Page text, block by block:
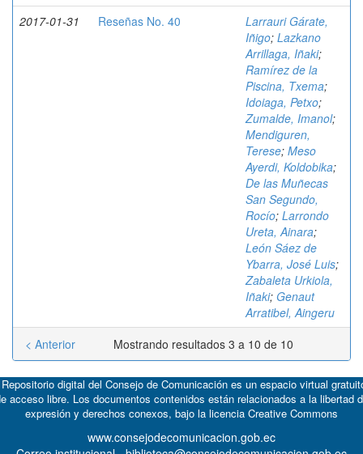
2017-01-31
Reseñas No. 40
Larrauri Gárate,
Iñigo; Lazkano
Arrillaga, Iñaki;
Ramírez de la
Piscina, Txema;
Idoiaga, Petxo;
Zumalde, Imanol;
Mendiguren,
Terese; Meso
Ayerdi, Koldobika;
De las Muñecas
San Segundo,
Rocío; Larrondo
Ureta, Ainara;
León Sáez de
Ybarra, José Luis;
Zabaleta Urkiola,
Iñaki; Genaut
Arratibel, Aingeru
Mostrando resultados 3 a 10 de 10
< Anterior
digital del Consejo de Comunicación es un espacio virtual
acceso libre. Los documentos contenidos están relacionados a la libertad
expresión y derechos conexos, bajo la licencia Creative Commons
www.consejodecomunicacion.gob.ec